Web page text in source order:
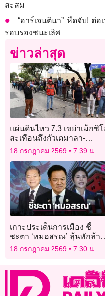
สะสม
“อาร์เจนตินา” หืดจับ! ต่อ
รอบรองชนะเลิศ
ข่าวล่าสุด
แผ่นดินไหว 7.3 เขย่าเม็กซิโ
สะเทือนถึงกัวเตมาลา-
เอลซัลวาดอร์
18 กรกฎาคม 2569 7:39 น.
เกาะประเด็นการเมือง ชี้
ชะตา ‘หมอสรณ’ ลุ้นหักล้าง
มติสรรหาฯ
18 กรกฎาคม 2569 7:30 น.